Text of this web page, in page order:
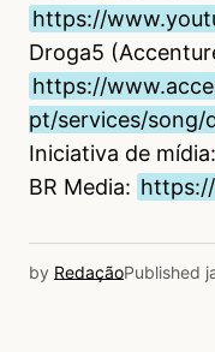
https://
Droga5
https://
pt/services/song/
Iniciativa de mídia:
BR Media:
by RedaçãoPublished